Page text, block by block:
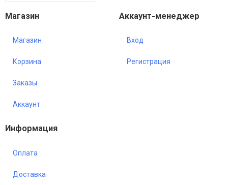
Магазин
Магазин
Корзина
Заказы
Аккаунт
Аккаунт-менеджер
Вход
Регистрация
Информация
Оплата
Доставка